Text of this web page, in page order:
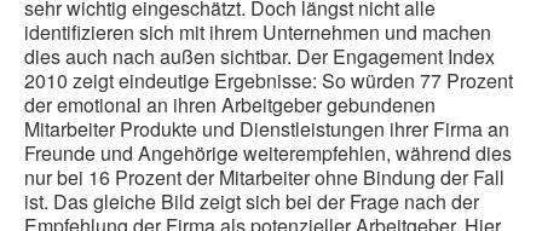
sehr wichtig eingeschätzt. Doch längst nicht alle
identifizieren sich mit ihrem Unternehmen und machen
dies auch nach außen sichtbar. Der Engagement Index
2010 zeigt eindeutige Ergebnisse: So würden 77 Prozent
der emotional an ihren Arbeitgeber gebundenen
Mitarbeiter Produkte und Dienstleistungen ihrer Firma an
Freunde und Angehörige weiterempfehlen, während dies
nur bei 16 Prozent der Mitarbeiter ohne Bindung der Fall
ist. Das gleiche Bild zeigt sich bei der Frage nach der